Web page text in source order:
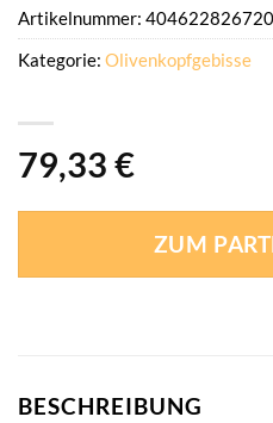
79,33 €
ZUM
Artikelnummer:
Kategorie: Olivenkopfgebisse
BESCHREIBUNG